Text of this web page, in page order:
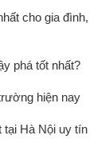
cho gia đình,
phá tốt nhất?
hiện nay
tại Hà Nội uy tín